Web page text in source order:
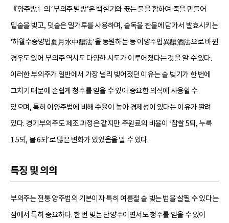
『양주방』의 ‘부의주 별방’은 백설기와 끓는 물을 합하여 죽을 만들어
밑술을 빚고, 덧술은 밀가루를 사용하며, 술독을 찬물에 담가서 발효시키는
‘하월수중양법夏月水中釀法’을 동원하는 등 이양주법異釀酒法으로 바뀐
경우도 있어 부의주 역시도 다양한 시도가 이루어졌다는 것을 알 수 있다.
이러한 부의주가 일반에서 가장 널리 빚어졌던 이유는 술 빚기가 한 번에
그치기 때문에 손쉽게 청주를 얻을 수 있어 중요한 의식에 사용할 수
있으며, 특히 이양주법에 비해 수율이 높아 경제성이 있다는 이유가 깔려
있다. 경기부의주도 제조 과정은 같지만 주원료의 비율이 ‘찹쌀 5되, 누룩
1.5되, 물 6되’로 많은 변화가 있었음을 알 수 있다.
특징 및 의의
부의주는 전통 양주법의 기본이자 특히 여름철 술 빚는 법을 살필 수 있다는
점에서 특히 중요하다. 한 번 빚는 단양주이면서도 청주를 얻을 수 있어